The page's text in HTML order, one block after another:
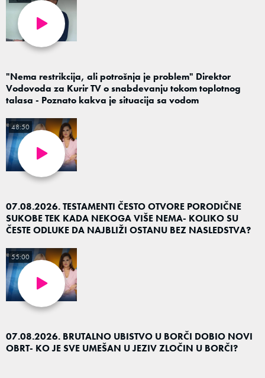
"Nema restrikcija, ali potrošnja je problem" Direktor
Vodovoda za Kurir TV o snabdevanju tokom toplotnog
talasa - Poznato kakva je situacija sa vodom
07.08.2026. TESTAMENTI ČESTO OTVORE PORODIČNE
SUKOBE TEK KADA NEKOGA VIŠE NEMA- KOLIKO SU
ČESTE ODLUKE DA NAJBLIŽI OSTANU BEZ NASLEDSTVA?
48:50
07.08.2026. BRUTALNO UBISTVO U BORČI DOBIO NOVI
OBRT- KO JE SVE UMEŠAN U JEZIV ZLOČIN U BORČI?
55:00